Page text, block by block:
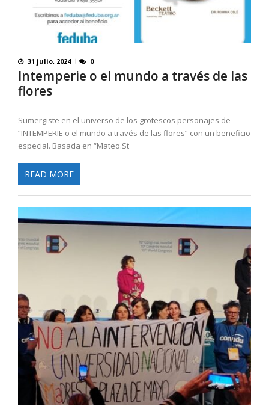
31 julio, 2024 0
Intemperie o el mundo a través de las
flores
Sumergiste en el universo de los grotescos personajes de
“INTEMPERIE o el mundo a través de las flores” con un beneficio
especial. Basada en “Mateo.St
READ MORE